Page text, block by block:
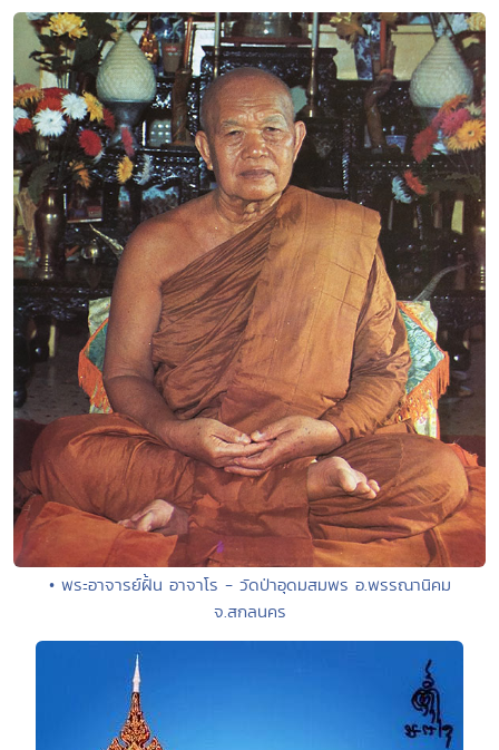
• พระอาจารย์ฝั้น อาจาโร - วัดป่าอุดมสมพร อ.พรรณานิคม
จ.สกลนคร